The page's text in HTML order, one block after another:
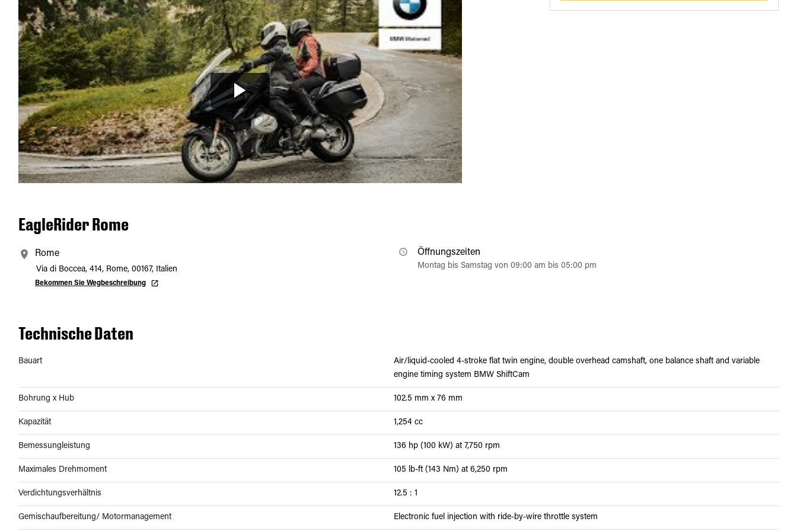
EagleRider Rome
Rome
Via di Boccea, 414, Rome, 00167, Italien
Bekommen Sie Wegbeschreibung
Öffnungszeiten
Montag bis Samstag von 09:00 am bis 05:00 pm
Technische Daten
Bauart
Air/liquid-cooled 4-stroke flat twin engine, double overhead camshaft, one balance shaft and variable
engine timing system BMW ShiftCam
Bohrung x Hub 102.5 mm x 76 mm
Kapazität 1,254 cc
Bemessungleistung 136 hp (100 kW) at 7,750 rpm
Maximales Drehmoment 105 lb-ft (143 Nm) at 6,250 rpm
Verdichtungsverhältnis 12.5 : 1
Gemischaufbereitung/ Motormanagement Electronic fuel injection with ride-by-wire throttle system